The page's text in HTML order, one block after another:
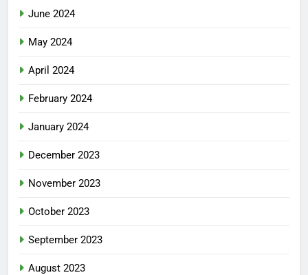
June 2024
May 2024
April 2024
February 2024
January 2024
December 2023
November 2023
October 2023
September 2023
August 2023